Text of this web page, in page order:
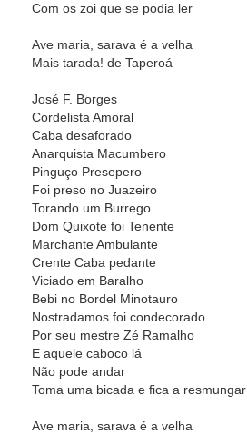
Com os zoi que se podia ler
Ave maria, sarava é a velha
Mais tarada! de Taperoá
José F. Borges
Cordelista Amoral
Caba desaforado
Anarquista Macumbero
Pinguço Presepero
Foi preso no Juazeiro
Torando um Burrego
Dom Quixote foi Tenente
Marchante Ambulante
Crente Caba pedante
Viciado em Baralho
Bebi no Bordel Minotauro
Nostradamos foi condecorado
Por seu mestre Zé Ramalho
E aquele caboco lá
Não pode andar
Toma uma bicada e fica a resmungar
Ave maria, sarava é a velha